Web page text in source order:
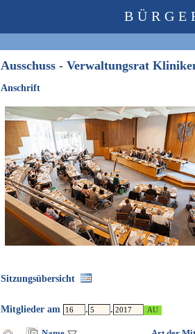
Ausschuss - Verwaltungsrat
Anschrift
Sitzungsübersicht
Mitglieder am . .